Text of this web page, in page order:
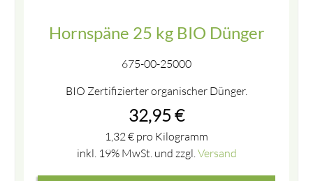
Hornspäne 25 kg BIO Dünger
675-00-25000
BIO Zertifizierter organischer Dünger.
32,95 €
1,32 € pro Kilogramm
inkl. 19% MwSt. und zzgl. Versand